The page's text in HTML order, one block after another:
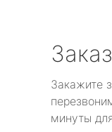
Закажите
минуты